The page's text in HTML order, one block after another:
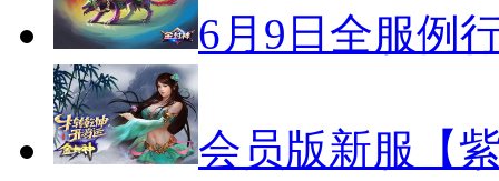
6月9日全服例
会员版新服【